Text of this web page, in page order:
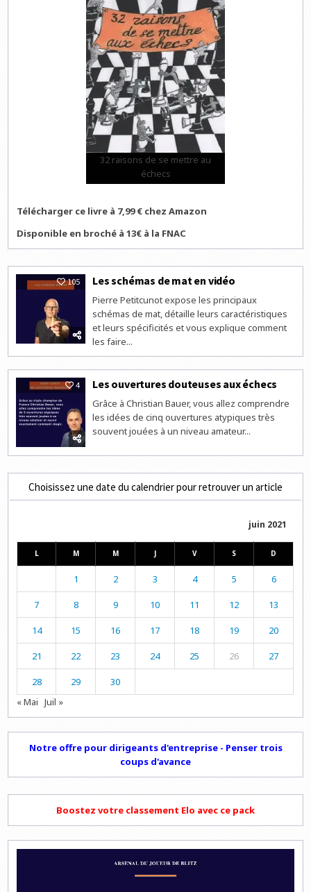
32 raisons de se mettre au
échecs
Télécharger ce livre à 7,99 € chez Amazon
Disponible en broché à 13€ à la FNAC
105 Les schémas de mat en vidéo
Pierre Petitcunot expose les principaux
schémas de mat, détaille leurs caractéristiques
et leurs spécificités et vous explique comment
les faire...
4 Les ouvertures douteuses aux échecs
Grâce à Christian Bauer, vous allez comprendre
les idées de cinq ouvertures atypiques très
souvent jouées à un niveau amateur...
Choisissez une date du calendrier pour retrouver un article
juin 2021
L M M J V S D
1 2 3 4 5 6
7 8 9 10 11 12 13
14 15 16 17 18 19 20
21 22 23 24 25 26 27
28 29
30
« Mai Juil »
Notre offre pour dirigeants d'entreprise - Penser trois
coups d'avance
Boostez votre classement Elo avec ce pack